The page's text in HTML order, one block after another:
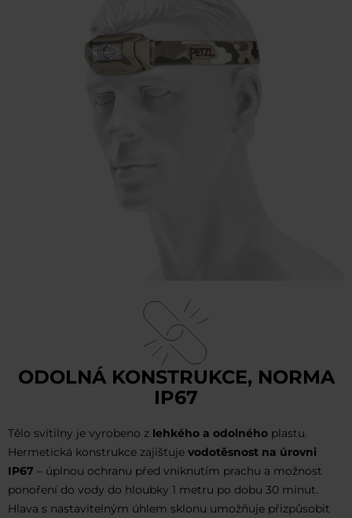
ODOLNÁ KONSTRUKCE, NORMA
IP67
Tělo svítilny je vyrobeno z lehkého a odolného plastu.
Hermetická konstrukce zajišťuje vodotěsnost na úrovni
IP67 – úplnou ochranu před vniknutím prachu a možnost
ponoření do vody do hloubky 1 metru po dobu 30 minut.
Hlava s nastavitelným úhlem sklonu umožňuje přizpůsobit